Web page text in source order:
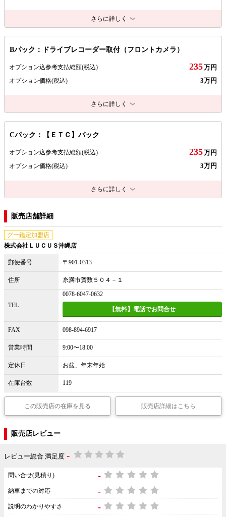
さらに詳しく
Bパック：ドライブレコーダー取付（フロントカメラ）
オプション込参考支払総額(税込) 235万円
オプション価格(税込) 3万円
さらに詳しく
Cパック：【ＥＴＣ】パック
オプション込参考支払総額(税込) 235万円
オプション価格(税込) 3万円
さらに詳しく
販売店舗詳細
グー鑑定加盟店
株式会社ＬＵＣＵＳ沖縄店
郵便番号 〒901-0313
住所 糸満市賀数５０４－１
TEL
0078-6047-0632
【無料】電話でお問合せ
FAX 098-894-6917
営業時間 9:00〜18:00
定休日 お盆、年末年始
在庫台数 119
この販売店の在庫を見る 販売店詳細はこちら
販売店レビュー
レビュー総合 満足度 -
問い合せ(見積り) -
納車までの対応 -
説明のわかりやすさ -